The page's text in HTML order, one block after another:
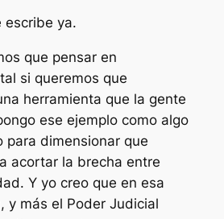
escribe ya.
que pensar en
si queremos que
herramienta que la gente
ese ejemplo como algo
para dimensionar que
acortar la brecha entre
Y yo creo que en esa
y más el Poder Judicial